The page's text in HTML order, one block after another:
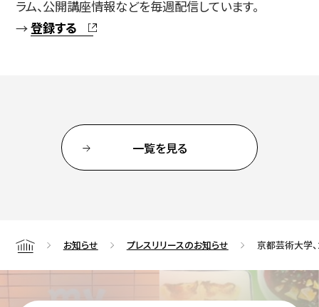
ラム、公開講座情報などを毎週配信しています。
→登録する
一覧を見る
Home お知らせ プレスリリースのお知らせ 京都芸術大学